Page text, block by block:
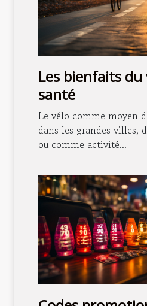
Les bienfaits du
santé
Le vélo comme moyen
dans les grandes villes,
ou comme activité...